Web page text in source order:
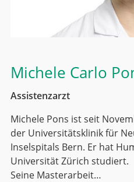
Michele Carlo
Assistenzarzt
Michele Pons ist seit
der Universitätsklinik für
Inselspitals Bern. Er hat
Universität Zürich studiert.
Seine Masterarbeit…